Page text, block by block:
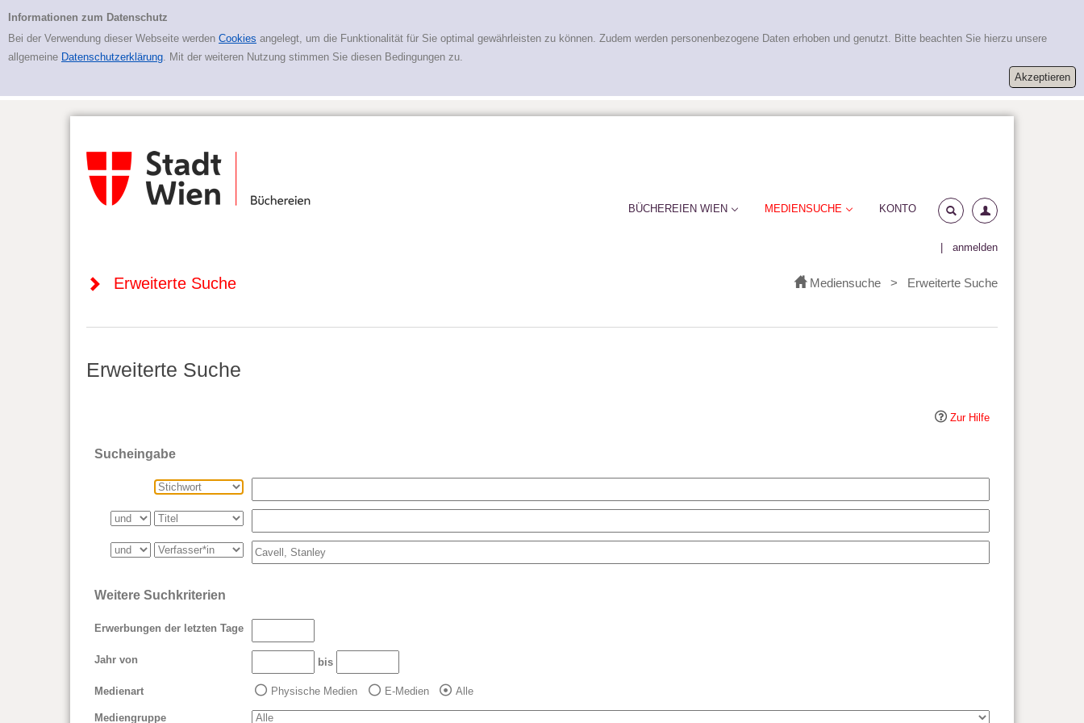
Erweiterte Suche
Informationen zum Datenschutz
Bei der Verwendung dieser Webseite werden Cookies angelegt, um die Funktionalität für Sie optimal gewährleisten zu können. Zudem werden personenbezogene Daten erhoben und genutzt. Bitte beachten Sie hierzu unsere
allgemeine Datenschutzerklärung. Mit der weiteren Nutzung stimmen Sie diesen Bedingungen zu.
anmelden
BÜCHEREIEN WIEN MEDIENSUCHE KONTO
Erweiterte Suche Mediensuche > Erweiterte Suche
Erweiterte Suche
Zur Hilfe
Sucheingabe
Weitere Suchkriterien
Erwerbungen der letzten Tage
Jahr von bis
Medienart Physische Medien E-Medien Alle
Mediengruppe